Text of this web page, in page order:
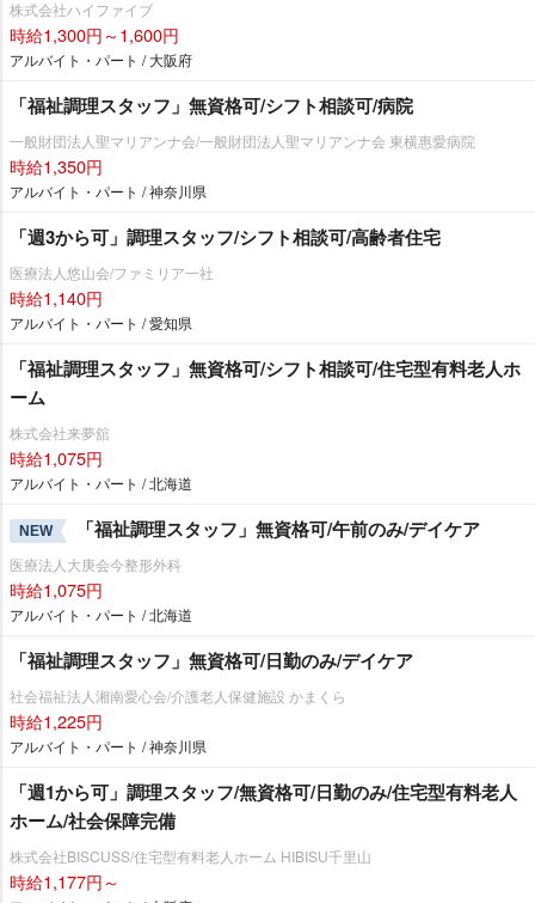
株式会社ハイファイブ
時給1,300円～1,600円
アルバイト・パート / 大阪府
「福祉調理スタッフ」無資格可/シフト相談可/病院
一般財団法人聖マリアンナ会/一般財団法人聖マリアンナ会 東横惠愛病院
時給1,350円
アルバイト・パート / 神奈川県
「週3から可」調理スタッフ/シフト相談可/高齢者住宅
医療法人悠山会/ファミリア一社
時給1,140円
アルバイト・パート / 愛知県
「福祉調理スタッフ」無資格可/シフト相談可/住宅型有料老人ホ
ーム
株式会社来夢舘
時給1,075円
アルバイト・パート / 北海道
NEW 「福祉調理スタッフ」無資格可/午前のみ/デイケア
医療法人大庚会今整形外科
時給1,075円
アルバイト・パート / 北海道
「福祉調理スタッフ」無資格可/日勤のみ/デイケア
社会福祉法人湘南愛心会/介護老人保健施設 かまくら
時給1,225円
アルバイト・パート / 神奈川県
「週1から可」調理スタッフ/無資格可/日勤のみ/住宅型有料老人
ホーム/社会保障完備
株式会社BISCUSS/住宅型有料老人ホーム HIBISU千里山
時給1,177円～